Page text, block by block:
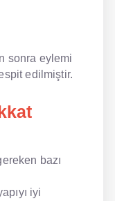
sonra eylemi
edilmiştir.
bazı
iyi